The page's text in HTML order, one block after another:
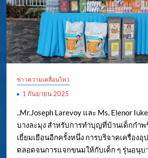
ข่าวความเคลื่อนไหว
1 กันยายน 2025
..Mr.Joseph Larevoy และ Ms. Elenor
บางละมุง สำหรับการทำบุญที่บ้านเด็กกำพ
เยี่ยมเยือนอีกครั้งหนึ่ง การบริจาคเครื่อง
ตลอดจนการแจกขนมให้กับเด็ก ๆ รุ่นอนุบ